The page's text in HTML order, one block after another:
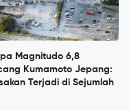
Magnitudo 6,8
Kumamoto Jepang:
Terjadi di Sejumlah